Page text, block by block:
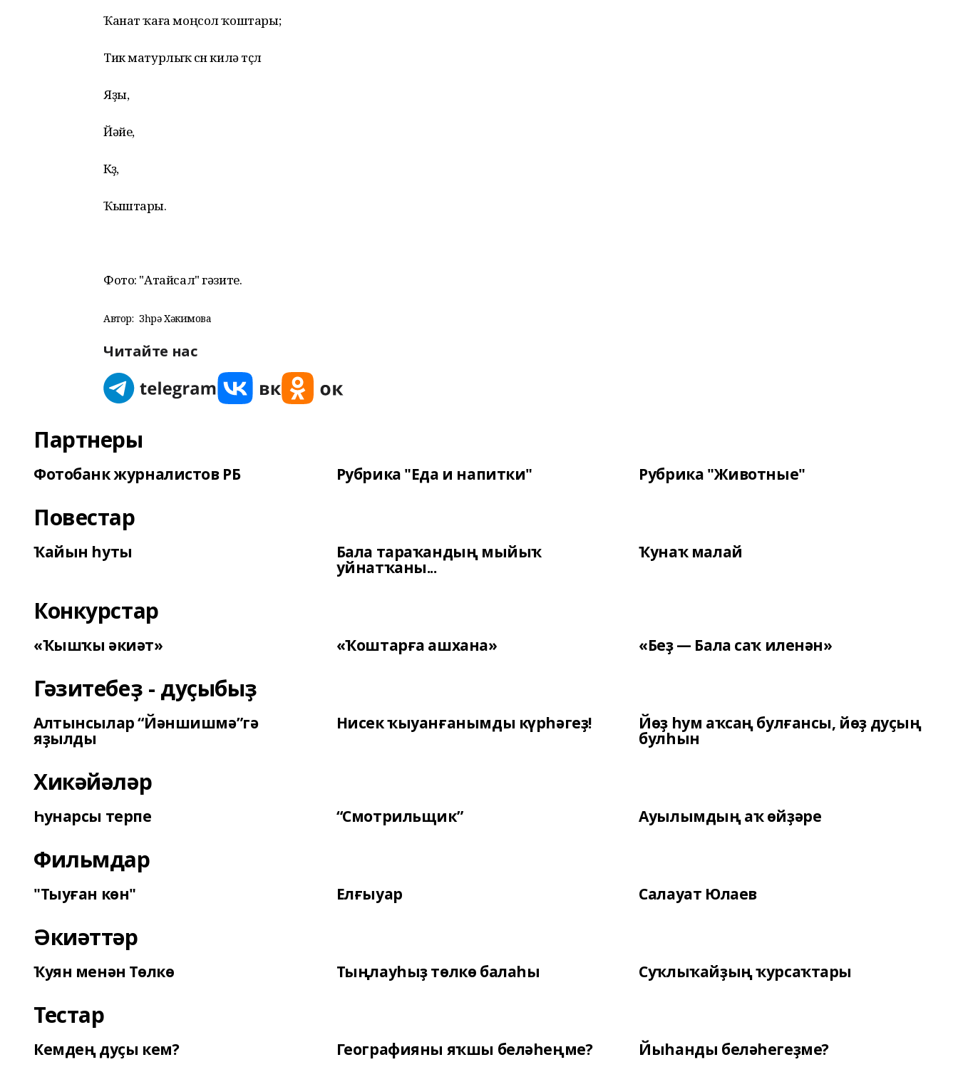
Ҡанат ҡаға моңсол ҡоштары;
Тик матурлыҡ өсөн килә төҫлө
Яҙы,
Йәйе,
Көҙө,
Ҡыштары.
Фото: "Атайсал" гәзите.
Автор: Зөһрә Хәкимова
Читайте нас
Партнеры
Фотобанк журналистов РБ Рубрика "Еда и напитки" Рубрика "Животные"
Повестар
Ҡайын һуты Бала тараҡандың мыйыҡ
уйнатҡаны...
Ҡунаҡ малай
Конкурстар
«Ҡышҡы әкиәт» «Ҡоштарға ашхана» «Беҙ — Бала саҡ иленән»
Гәзитебеҙ - дуҫыбыҙ
Алтынсылар “Йәншишмә”гә
яҙылды
Нисек ҡыуанғанымды күрһәгеҙ! Йөҙ һум аҡсаң булғансы, йөҙ дуҫың
булһын
Хикәйәләр
Һунарсы терпе “Смотрильщик” Ауылымдың аҡ өйҙәре
Фильмдар
"Тыуған көн" Елғыуар Салауат Юлаев
Әкиәттәр
Ҡуян менән Төлкө Тыңлауһыҙ төлкө балаһы Суҡлыҡайҙың ҡурсаҡтары
Тестар
Кемдең дуҫы кем? Географияны яҡшы беләһеңме? Йыһанды беләһегеҙме?